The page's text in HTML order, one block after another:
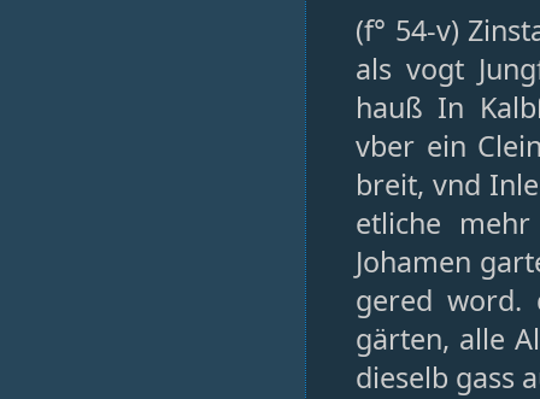
(f° 54-v)
als vogt
hauß In
vber ein
breit, vnd
etliche
Johamen
gered word.
gärten, alle
dieselb gass